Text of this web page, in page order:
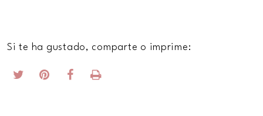
Si te ha gustado, comparte o imprime: